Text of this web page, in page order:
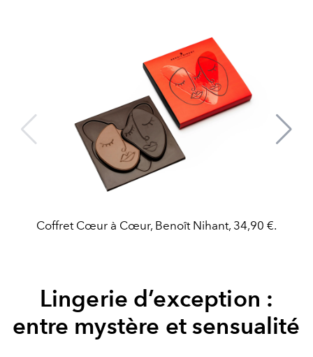
Coffret Cœur à Cœur, Benoît Nihant, 34,90 €.
Lingerie d’exception :
entre mystère et sensualité